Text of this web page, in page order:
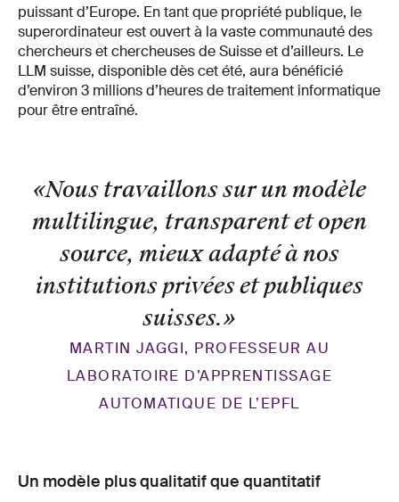
puissant d’Europe. En tant que propriété publique, le
superordinateur est ouvert à la vaste communauté des
chercheurs et chercheuses de Suisse et d’ailleurs. Le
LLM suisse, disponible dès cet été, aura bénéficié
d’environ 3 millions d’heures de traitement informatique
pour être entraîné.
«Nous travaillons sur un modèle
multilingue, transparent et open
source, mieux adapté à nos
institutions privées et publiques
suisses.»
MARTIN JAGGI, PROFESSEUR AU
LABORATOIRE D’APPRENTISSAGE
AUTOMATIQUE DE L’EPFL
Un modèle plus qualitatif que quantitatif